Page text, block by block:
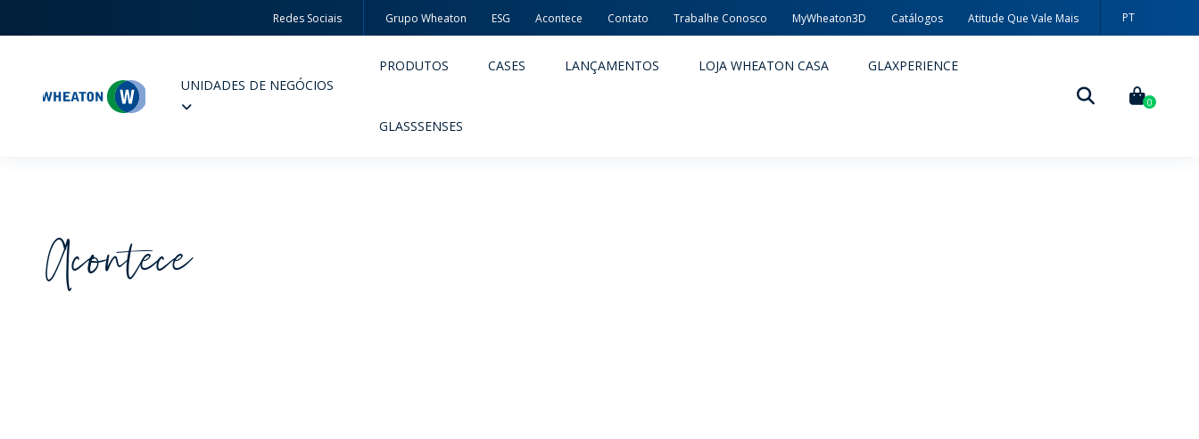
Redes Sociais Grupo Wheaton ESG Acontece Contato Trabalhe Conosco MyWheaton3D Catálogos Atitude Que Vale Mais PT
Wheaton UNIDADES DE NEGÓCIOS
PRODUTOS CASES LANÇAMENTOS LOJA WHEATON CASA GLAXPERIENCE
GLASSSENSES
0
Acontece